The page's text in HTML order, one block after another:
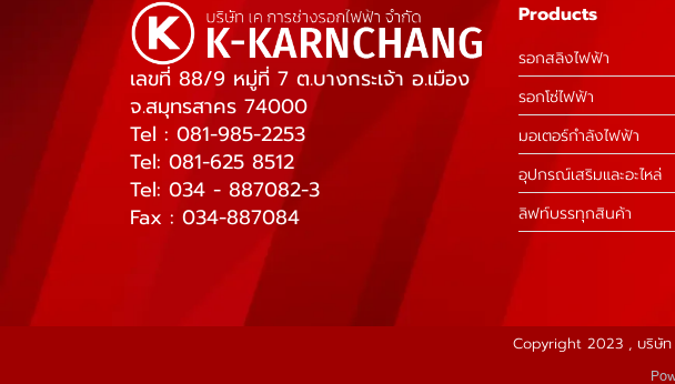
เลขที่ 88/9 หมู่ที่ 7 ต.บางกระเจ้า อ.เมือง
จ.สมุทรสาคร 74000
Tel : 081-985-2253
Tel: 081-625 8512
Tel: 034 - 887082-3
Fax : 034-887084
Products
รอกสลิงไฟฟ้า
รอกโซ่ไฟฟ้า
มอเตอร์กำลังไฟฟ้า
อุปกรณ์เสริมและอะไหล่
ลิฟท์บรรทุกสินค้า
Copyright 2023 , บริษัท